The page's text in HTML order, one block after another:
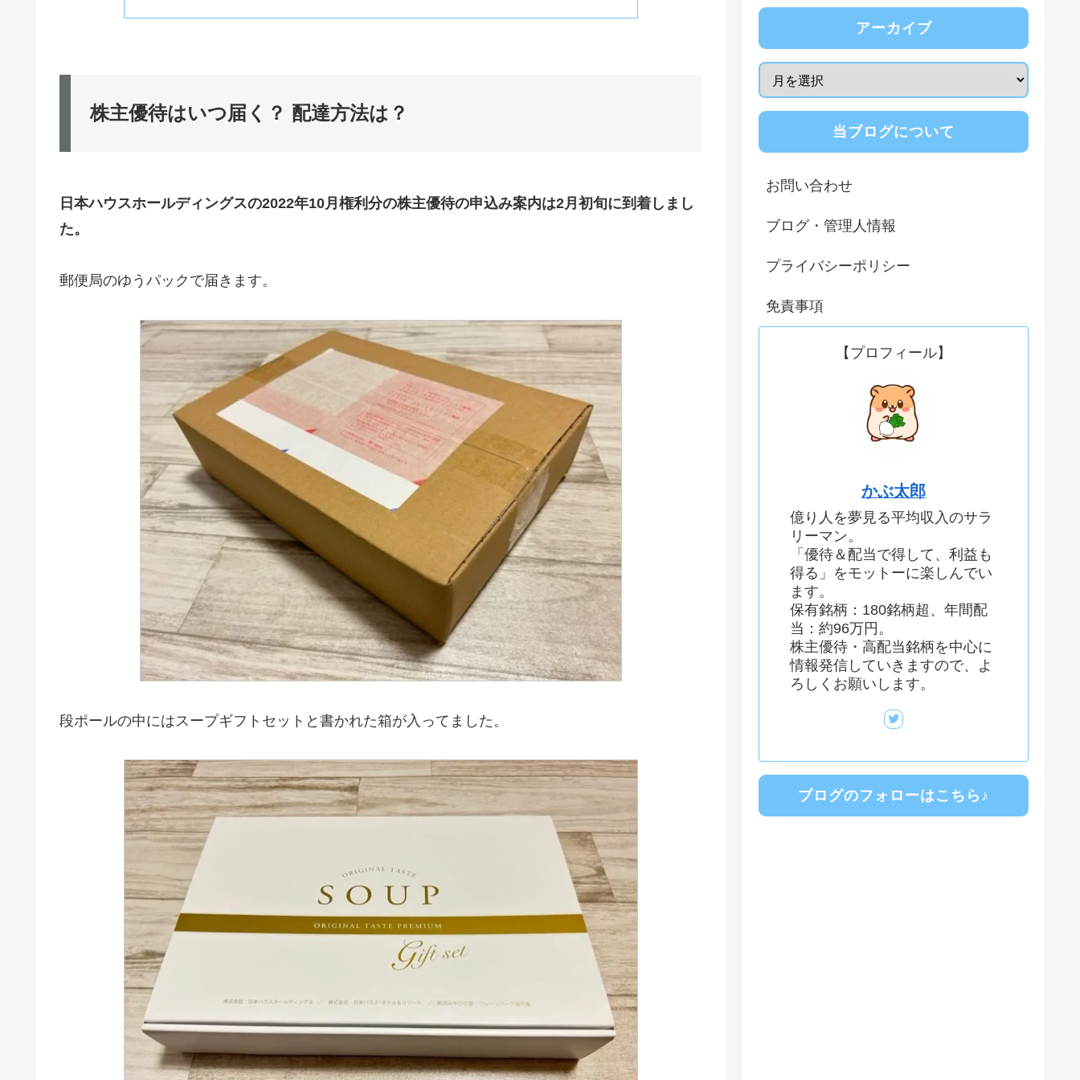
株主優待はいつ届く？ 配達方法は？
日本ハウスホールディングスの2022年10月権利分の株主優待の申込み案内は2月初旬に到着しまし
た。
郵便局のゆうパックで届きます。
段ポールの中にはスープギフトセットと書かれた箱が入ってました。
アーカイブ
当ブログについて
お問い合わせ
ブログ・管理人情報
プライバシーポリシー
免責事項
【プロフィール】
かぶ太郎
億り人を夢見る平均収入のサラ
リーマン。
「優待＆配当で得して、利益も
得る」をモットーに楽しんでい
ます。
保有銘柄：180銘柄超、年間配
当：約96万円。
株主優待・高配当銘柄を中心に
情報発信していきますので、よ
ろしくお願いします。
ブログのフォローはこちら♪